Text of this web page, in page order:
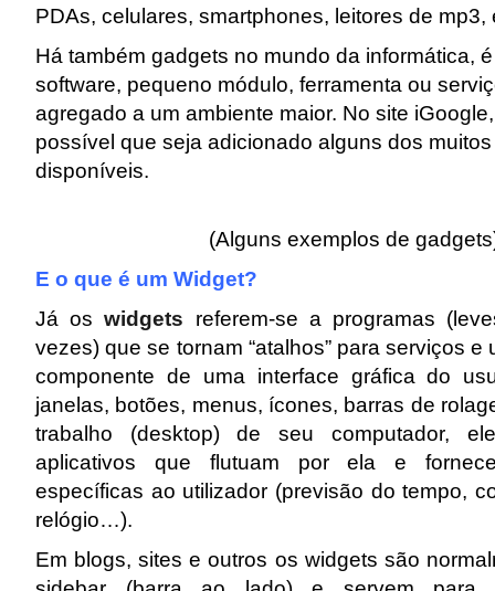
PDAs, celulares, smartphones, leitores de mp3,
Há também gadgets no mundo da informática,
software, pequeno módulo, ferramenta ou
agregado a um ambiente maior. No site
possível que seja adicionado alguns dos
disponíveis.
(Alguns exemplos de
E o que é um Widget?
Já oswidgets referem-se a programas
vezes) que se tornam “atalhos” para serviços e
componente de uma interface gráfica do
janelas, botões, menus, ícones, barras de
trabalho (desktop) de seu computador,
aplicativos que flutuam por ela e
específicas ao utilizador (previsão do tempo,
relógio…).
Em blogs, sites e outros os widgets são